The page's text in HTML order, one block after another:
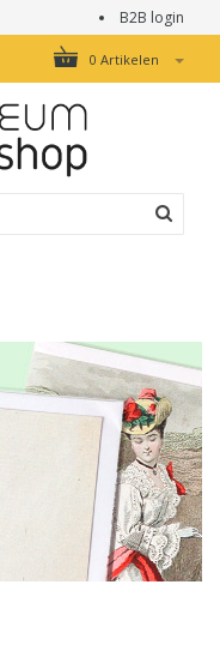
B2B login
0 Artikelen